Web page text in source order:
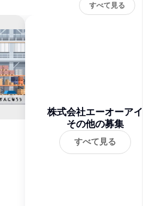
すべて見る
株式会社エーオーアイ
その他の募集
すべて見る